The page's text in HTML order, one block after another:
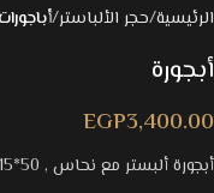
الرئيسية حجر الألباستر أباجورات
أبجورة
EGP3,400.00
أبجورة ألبستر مع نحاس , 50*15 سم